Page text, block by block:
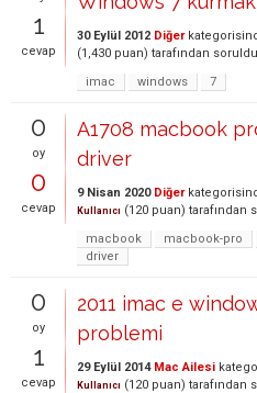
1
cevap
30 Eylül 2012 Diğer
(1,430 puan) tarafından soruldu
imac
windows 7
0
oy
0
cevap
A1708 macbook
driver
9 Nisan 2020 Diğer
Kullanıcı (120 puan) tarafından
macbook
macbook-pro
driver
0
oy
1
cevap
2011 imac e
problemi
29 Eylül 2014 Mac Ailesi
Kullanıcı (120 puan) tarafından